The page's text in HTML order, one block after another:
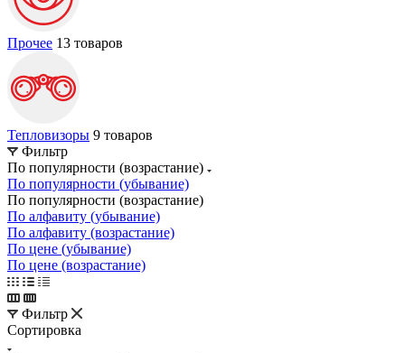
Прочее 13 товаров
Тепловизоры 9 товаров
Фильтр
По популярности (возрастание)
По популярности (убывание)
По популярности (возрастание)
По алфавиту (убывание)
По алфавиту (возрастание)
По цене (убывание)
По цене (возрастание)
Фильтр
Сортировка